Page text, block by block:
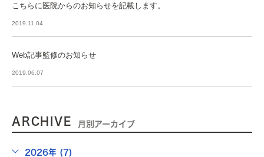
こちらに医院からのお知らせを記載します。
2019.11.04
Web記事監修のお知らせ
2019.06.07
ARCHIVE 月別アーカイブ
2026年 (7)